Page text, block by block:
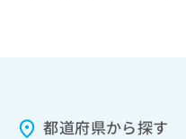
都道府県から探す